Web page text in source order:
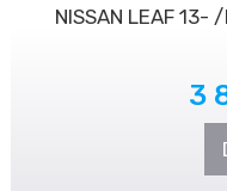
NISSAN LEAF
3